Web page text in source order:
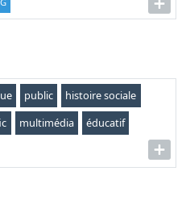
public
histoire sociale
multimédia
éducatif